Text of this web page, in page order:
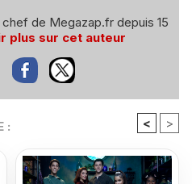
de Megazap.fr depuis 15
plus sur cet auteur
: < >